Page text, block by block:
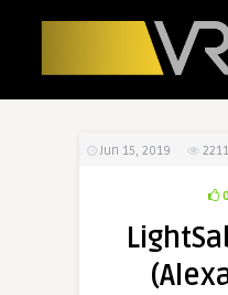
Jun 15, 2019 2211
0